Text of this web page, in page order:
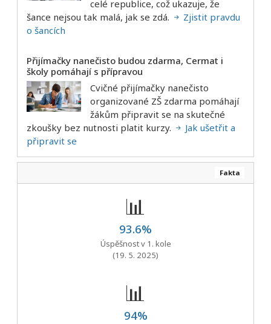
celé republice, což ukazuje, že
šance nejsou tak malá, jak se zdá.
Zjistit pravdu
o šancích
Přijímačky nanečisto budou zdarma, Cermat i
školy pomáhají s přípravou
Cvičné přijímačky nanečisto
organizované ZŠ zdarma pomáhají
žákům připravit se na skutečné
zkoušky bez nutnosti platit kurzy.
Jak ušetřit a
připravit se
Fakta
📊
93.6%
Úspěšnost v 1. kole
(19. 5. 2025)
📊
94%